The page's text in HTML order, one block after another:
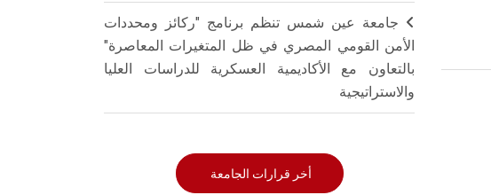
جامعة عين شمس تنظم برنامج "ركائز ومحددات
الأمن القومي المصري في ظل المتغيرات المعاصرة"
بالتعاون مع الأكاديمية العسكرية للدراسات العليا
والاستراتيجية
أخر قرارات الجامعة